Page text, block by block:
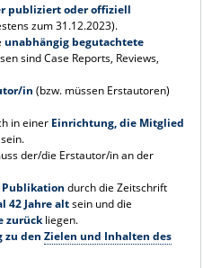
publiziert oder offiziell
zum 31.12.2023).
unabhängig begutachtete
sind Case Reports, Reviews,
in (bzw. müssen Erstautoren)
in einer Einrichtung, die Mitglied
der/die Erstautor/in an der
Publikation durch die Zeitschrift
42 Jahre altsein und die
zurückliegen.
zu denZielen und Inhalten des